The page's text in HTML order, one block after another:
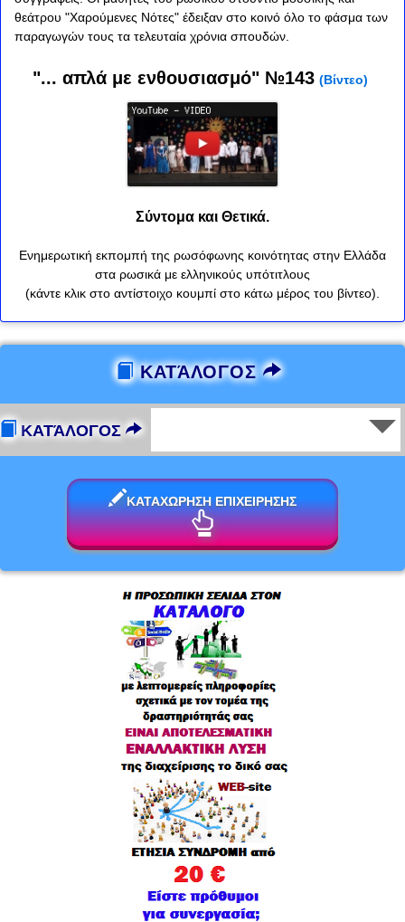
θεάτρου "Χαρούμενες Νότες" έδειξαν στο κοινό όλο το φάσμα των
παραγωγών τους τα τελευταία χρόνια σπουδών.
"... απλά με ενθουσιασμό" №143 (Βίντεο)
Σύντομα και Θετικά.
Ενημερωτική εκπομπή της ρωσόφωνης κοινότητας στην Ελλάδα
στα ρωσικά με ελληνικούς υπότιτλους
(κάντε κλικ στο αντίστοιχο κουμπί στο κάτω μέρος του βίντεο).
ΚΑΤΆΛΟΓΟΣ
ΚΑΤΆΛΟΓΟΣ
ΚΑΤΑΧΩΡΗΣΗ ΕΠΙΧΕΙΡΗΣΗΣ